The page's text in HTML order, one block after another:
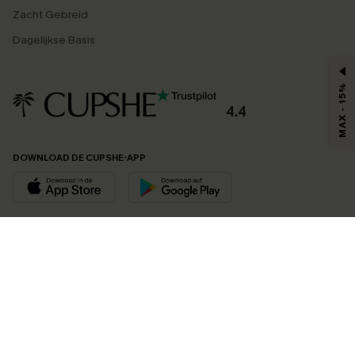
Zacht Gebreid
Dagelijkse Basis
4.4
DOWNLOAD DE CUPSHE-APP
MAX - 15%